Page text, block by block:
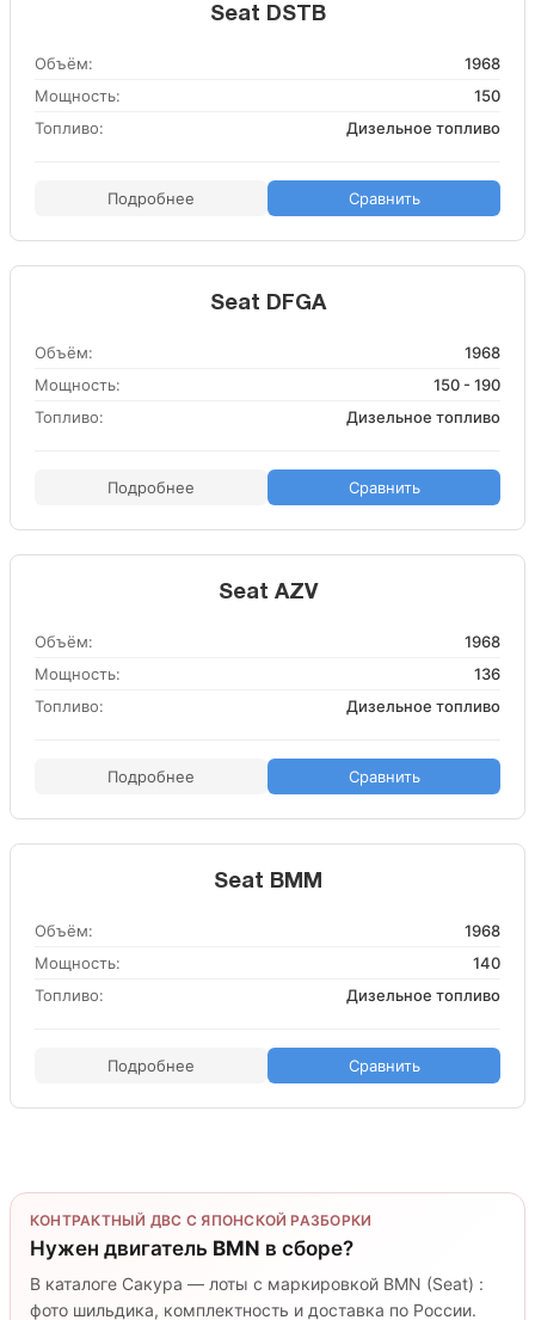
Seat DSTB
Объём:
1968
Мощность:
150
Топливо:
Дизельное топливо
Подробнее Сравнить
Seat DFGA
Объём:
1968
Мощность:
150 - 190
Топливо:
Дизельное топливо
Подробнее Сравнить
Seat AZV
Объём:
1968
Мощность:
136
Топливо:
Дизельное топливо
Подробнее Сравнить
Seat BMM
Объём:
1968
Мощность:
140
Топливо:
Дизельное топливо
Подробнее Сравнить
КОНТРАКТНЫЙ ДВС С ЯПОНСКОЙ РАЗБОРКИ
Нужен двигатель BMN в сборе?
В каталоге Сакура — лоты с маркировкой BMN (Seat) :
фото шильдика, комплектность и доставка по России.